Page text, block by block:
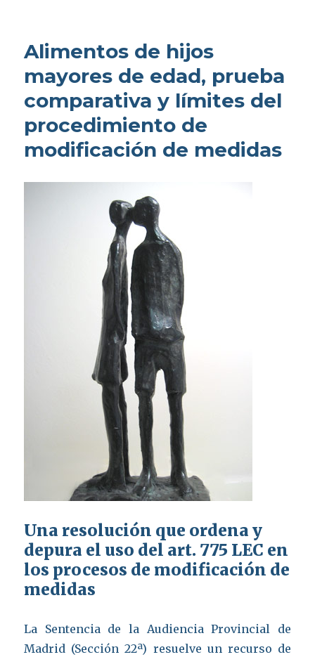
Alimentos de hijos
mayores de edad, prueba
comparativa y límites del
procedimiento de
modificación de medidas
Una resolución que ordena y
depura el uso del art. 775 LEC en
los procesos de modificación de
medidas
La Sentencia de la Audiencia Provincial de
Madrid (Sección 22ª) resuelve un recurso de